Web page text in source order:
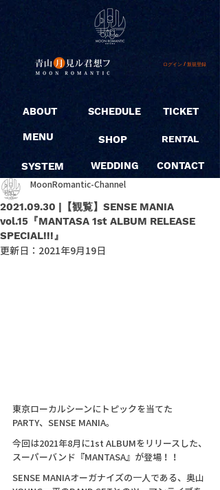
ログイン / 新規登録
ABOUT
MENU
SYSTEM
SCHEDULE
SHOP
WEDDING
TICKET
RENTAL
CONTACT
2021.09.30 |【観覧】SENSE MANIA
vol.15『MANTASA 1st ALBUM RELEASE
SPECIAL!!!』
MoonRomantic-Channel
更新日： 2021年9月19日
東京ローカルシーンにトピックを当てた
PARTY、SENSE MANIA。
今回は2021年8月に1st ALBUMをリリースした、
スーパーバンド『MANTASA』が登場！！
SENSE MANIAオーガナイズの一人である、奥山